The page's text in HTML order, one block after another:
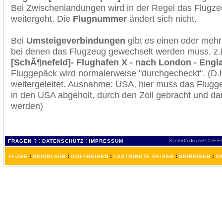
Bei Zwischenlandungen wird in der Regel das
weitergeht. Die Flugnummer ändert sich nicht.
Bei Umsteigeverbindungen gibt es einen oder
bei denen das Flugzeug gewechselt werden muss,
[SchÃ¶nefeld]- Flughafen X - nach London -
Fluggepäck wird normalerweise "durchgecheckt".
weitergeleitet. Ausnahme: USA, hier muss das
in den USA abgeholt, durch den Zoll gebracht und
werden)
FRAGEN ? : DATENSCHUTZ : IMPRESSUM 3 Letter-Codes ABCDEF
FLÜGE : SKIURLAUB : GOLFREISEN : LASTMINUTE REISEN : SKIREISEN :